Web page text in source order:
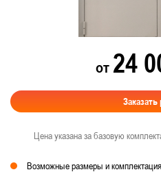
от 24
Заказать
Цена указана за базовую
Возможные размеры и